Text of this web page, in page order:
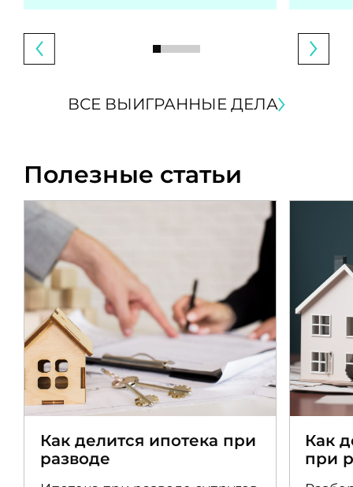
ВСЕ ВЫИГРАННЫЕ ДЕЛА
Полезные статьи
Как делится ипотека при
разводе
Как
при